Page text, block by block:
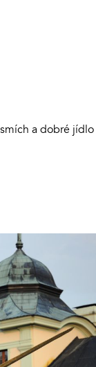
a dobré jídlo